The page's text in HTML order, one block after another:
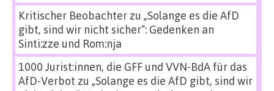
Kritischer Beobachterzu „Solange es die AfD
gibt, sind wir nicht sicher“: Gedenken an
Sinti:zze und Rom:nja
1000 Jurist:innen, die GFF und VVN-BdA für das
AfD-Verbot zu „Solange es die AfD gibt, sind wir